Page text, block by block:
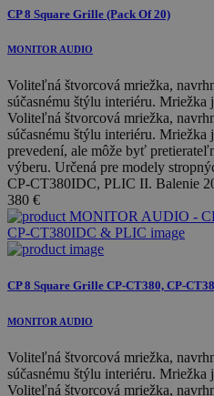
CP 8 Square Grille (Pack Of 20)
MONITOR AUDIO
Voliteľná štvorcová mriežka,
súčasnému štýlu interiéru. Mriežka
Voliteľná štvorcová mriežka,
súčasnému štýlu interiéru.
prevedení, ale môže byť
výberu. Určená pre modely
CP-CT380IDC, PLIC II. Balenie
380 €
CP 8 Square Grille CP-CT380, CP-
MONITOR AUDIO
Voliteľná štvorcová mriežka,
súčasnému štýlu interiéru. Mriežka
Voliteľná štvorcová mriežka,